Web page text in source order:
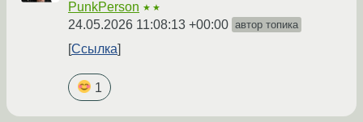
PunkPerson ★★
24.05.2026 11:08:13 +00:00 автор топика
Ссылка
1